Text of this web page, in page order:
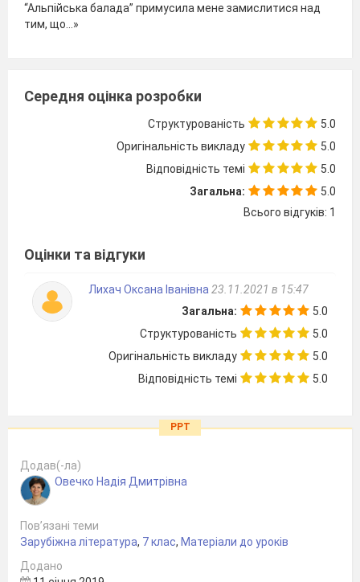
“Альпійська балада” примусила мене замислитися над
тим, що...»
Середня оцінка розробки
Структурованість
5.0
Оригінальність викладу
5.0
Відповідність темі
5.0
Загальна:
5.0
Всього відгуків: 1
Оцінки та відгуки
Лихач Оксана Іванівна 23.11.2021 в 15:47
Загальна:
5.0
Структурованість
5.0
Оригінальність викладу
5.0
Відповідність темі
5.0
PPT
Додав(-ла)
Овечко Надія Дмитрівна
Пов’язані теми
Зарубіжна література, 7 клас, Матеріали до уроків
Додано